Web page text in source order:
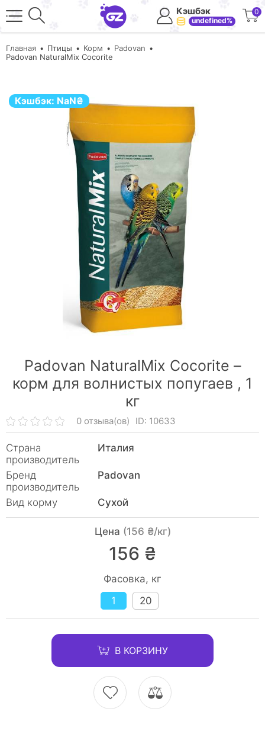
Кэшбэк
undefined%
0
Главная Птицы Корм
Padovan
Padovan NaturalMix Сocorite
Кэшбэк: NaN₴
Padovan NaturalMix Сocorite –
корм для волнистых попугаев , 1
кг
0 отзыва(ов) ID: 10633
Страна
производитель
Италия
Бренд
производитель
Padovan
Вид корму Сухой
Цена (156 ₴/кг)
156 ₴
Фасовка, кг
1
20
В КОРЗИНУ